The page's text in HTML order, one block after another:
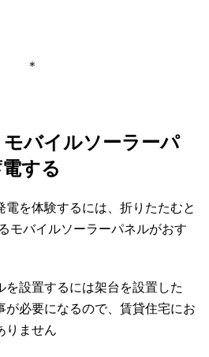
＊
バイルソーラーパ
する
を体験するには、折りたたむと
モバイルソーラーパネルがおす
を設置するには架台を設置した
が必要になるので、賃貸住宅にお
りません